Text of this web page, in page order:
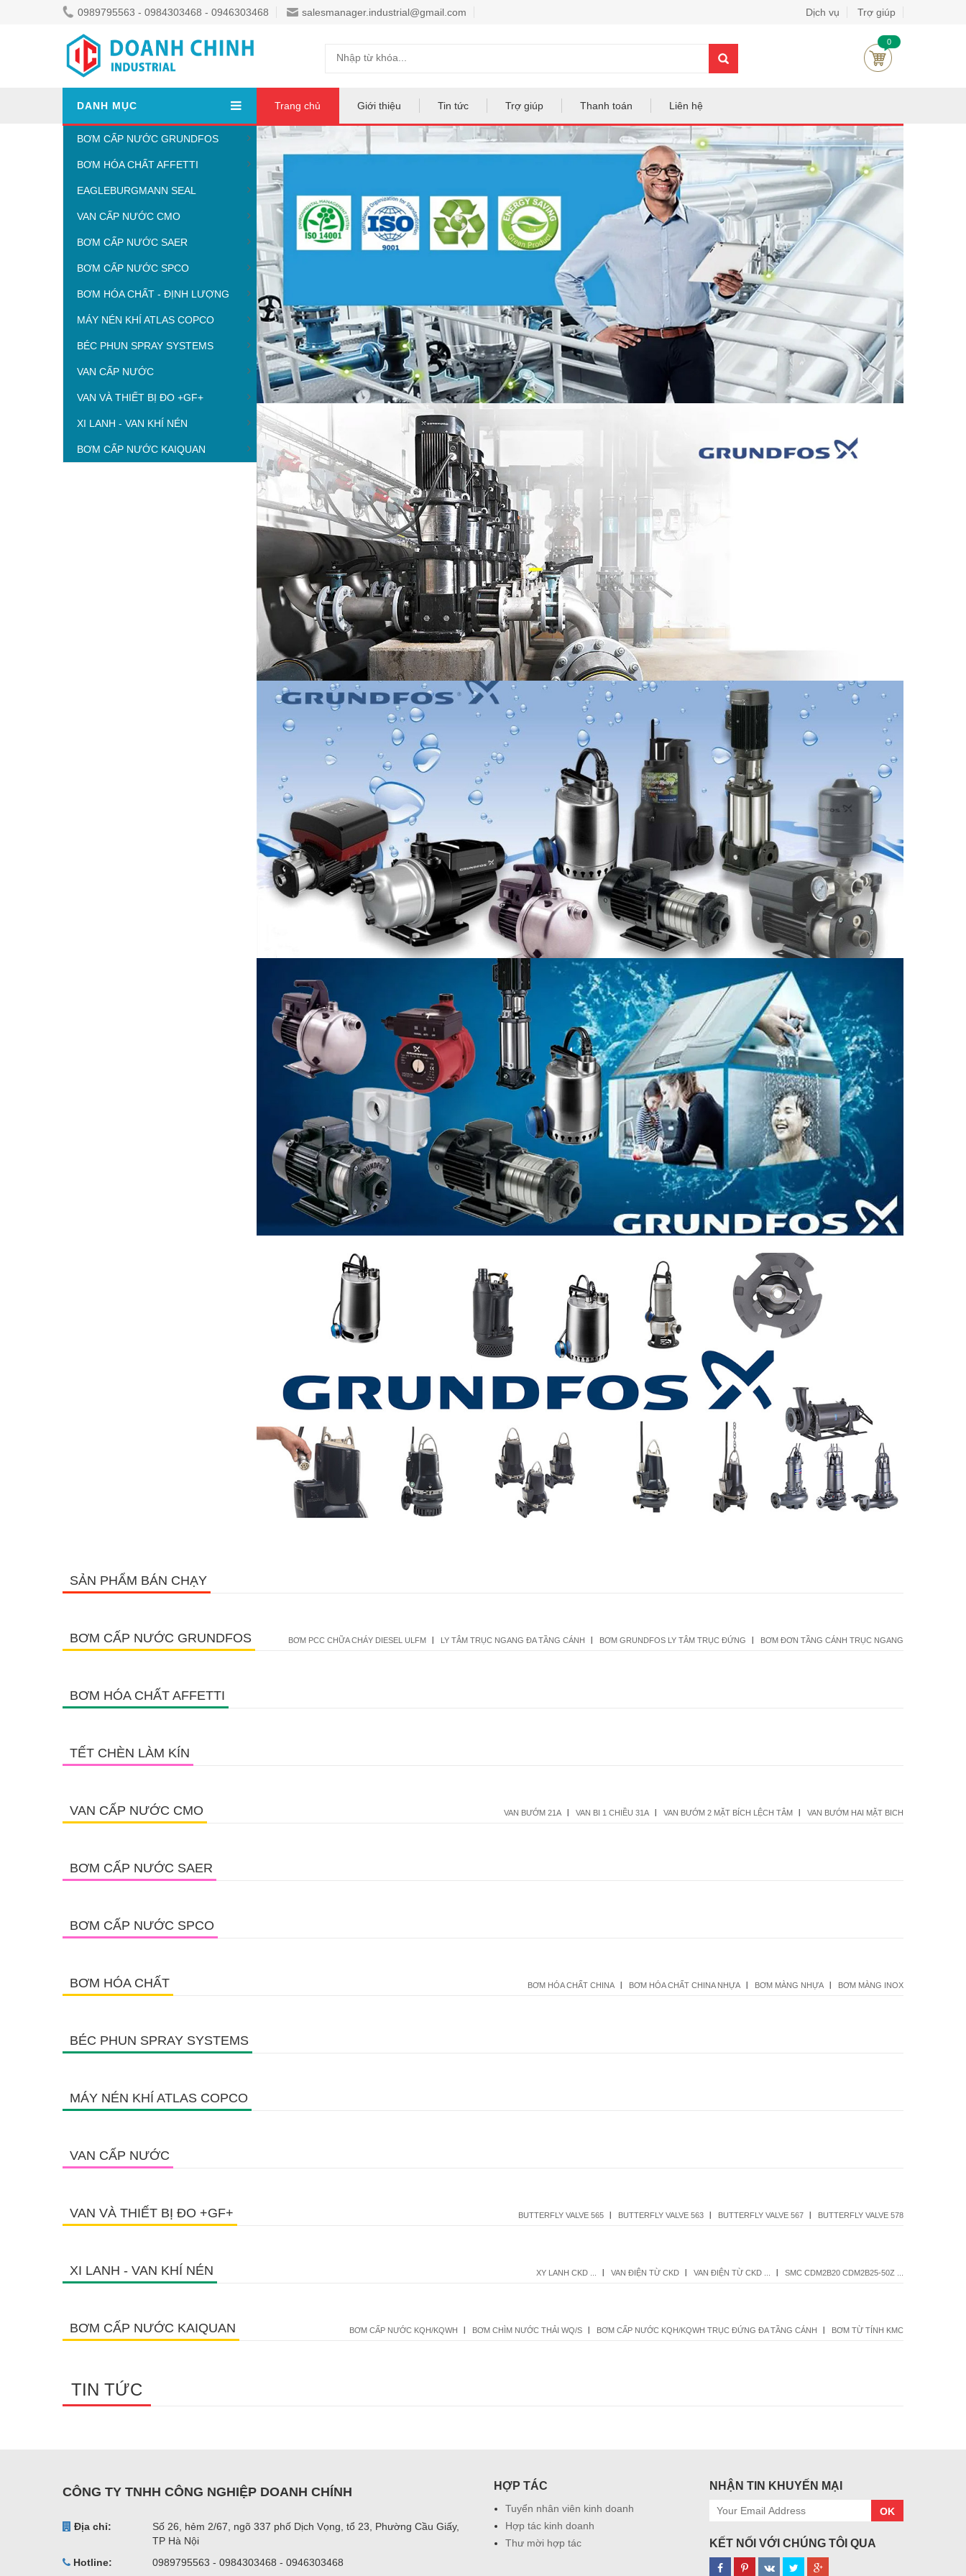
0989795563 - 0984303468 - 0946303468 salesmanager.industrial@gmail.com Dịch vụ Trợ giúp
0
DANH MỤC
BƠM CẤP NƯỚC GRUNDFOS
BƠM HÓA CHẤT AFFETTI
EAGLEBURGMANN SEAL
VAN CẤP NƯỚC CMO
BƠM CẤP NƯỚC SAER
BƠM CẤP NƯỚC SPCO
BƠM HÓA CHẤT - ĐỊNH LƯỢNG
MÁY NÉN KHÍ ATLAS COPCO
BÉC PHUN SPRAY SYSTEMS
VAN CẤP NƯỚC
VAN VÀ THIẾT BỊ ĐO +GF+
XI LANH - VAN KHÍ NÉN
BƠM CẤP NƯỚC KAIQUAN
Trang chủ Giới thiệu Tin tức Trợ giúp Thanh toán Liên hệ
SẢN PHẨM BÁN CHẠY
BƠM CẤP NƯỚC GRUNDFOS BƠM PCC CHỮA CHÁY DIESEL ULFM LY TÂM TRỤC NGANG ĐA TẦNG CÁNH BƠM GRUNDFOS LY TÂM TRỤC ĐỨNG BƠM ĐƠN TẦNG CÁNH TRỤC NGANG
BƠM HÓA CHẤT AFFETTI
TẾT CHÈN LÀM KÍN
VAN CẤP NƯỚC CMO VAN BƯỚM 21A VAN BI 1 CHIỀU 31A VAN BƯỚM 2 MẶT BÍCH LỆCH TÂM VAN BƯỚM HAI MẶT BICH
BƠM CẤP NƯỚC SAER
BƠM CẤP NƯỚC SPCO
BƠM HÓA CHẤT BƠM HÓA CHẤT CHINA BƠM HÓA CHẤT CHINA NHỰA BƠM MÀNG NHỰA BƠM MÀNG INOX
BÉC PHUN SPRAY SYSTEMS
MÁY NÉN KHÍ ATLAS COPCO
VAN CẤP NƯỚC
VAN VÀ THIẾT BỊ ĐO +GF+ BUTTERFLY VALVE 565 BUTTERFLY VALVE 563 BUTTERFLY VALVE 567 BUTTERFLY VALVE 578
XI LANH - VAN KHÍ NÉN XY LANH CKD ... VAN ĐIỆN TỪ CKD VAN ĐIỆN TỪ CKD ... SMC CDM2B20 CDM2B25-50Z ...
BƠM CẤP NƯỚC KAIQUAN BƠM CẤP NƯỚC KQH/KQWH BƠM CHÌM NƯỚC THẢI WQ/S BƠM CẤP NƯỚC KQH/KQWH TRỤC ĐỨNG ĐA TẦNG CÁNH BƠM TỪ TÍNH KMC
TIN TỨC
CÔNG TY TNHH CÔNG NGHIỆP DOANH CHÍNH
Địa chỉ:
Số 26, hẻm 2/67, ngõ 337 phố Dịch Vọng, tổ 23, Phường Cầu Giấy,
TP Hà Nội
Hotline:
0989795563 - 0984303468 - 0946303468
HỢP TÁC
Tuyển nhân viên kinh doanh
Hợp tác kinh doanh
Thư mời hợp tác
NHẬN TIN KHUYẾN MẠI
OK
KẾT NỐI VỚI CHÚNG TÔI QUA